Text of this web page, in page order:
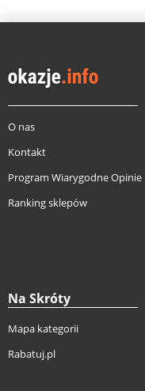
O nas
Kontakt
Program Wiarygodne Opinie
Ranking sklepów
Na Skróty
Mapa kategorii
Rabatuj.pl